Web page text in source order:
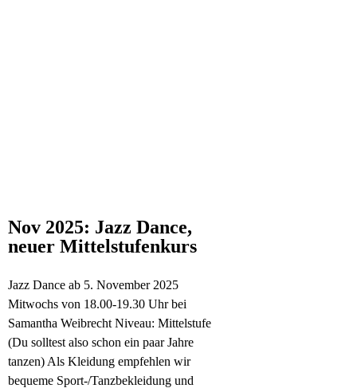
Nov 2025: Jazz Dance,
neuer Mittelstufenkurs
Jazz Dance ab 5. November 2025
Mitwochs von 18.00-19.30 Uhr bei
Samantha Weibrecht Niveau: Mittelstufe
(Du solltest also schon ein paar Jahre
tanzen) Als Kleidung empfehlen wir
bequeme Sport-/Tanzbekleidung und